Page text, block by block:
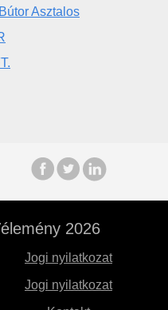
Asztalos
2026
Jogi nyilatkozat
Jogi nyilatkozat